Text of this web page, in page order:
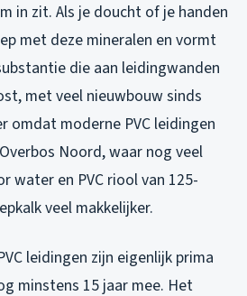
in zit. Als je doucht of je handen
met deze mineralen en vormt
die aan leidingwanden
met veel nieuwbouw sinds
omdat moderne PVC leidingen
Noord, waar nog veel
water en PVC riool van 125-
veel makkelijker.
leidingen zijn eigenlijk prima
minstens 15 jaar mee. Het